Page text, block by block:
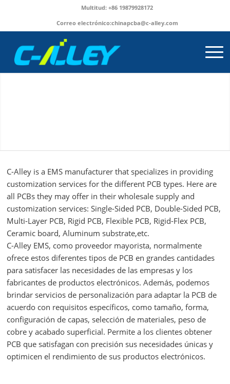
Multitud: +86 19879928172
Correo electrónico:chinapcba@c-alley.com
C-Alley is a EMS manufacturer that specializes in providing
customization services for the different PCB types. Here are
all PCBs they may offer in their wholesale supply and
customization services: Single-Sided PCB, Double-Sided PCB,
Multi-Layer PCB, Rigid PCB, Flexible PCB, Rigid-Flex PCB,
Ceramic board, Aluminum substrate,etc.
C-Alley EMS, como proveedor mayorista, normalmente
ofrece estos diferentes tipos de PCB en grandes cantidades
para satisfacer las necesidades de las empresas y los
fabricantes de productos electrónicos. Además, podemos
brindar servicios de personalización para adaptar la PCB de
acuerdo con requisitos específicos, como tamaño, forma,
configuración de capas, selección de materiales, peso de
cobre y acabado superficial. Permite a los clientes obtener
PCB que satisfagan con precisión sus necesidades únicas y
optimicen el rendimiento de sus productos electrónicos.